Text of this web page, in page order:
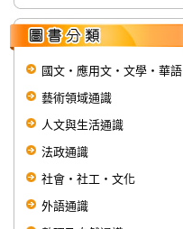
國文‧應用文‧文學‧華語
藝術領域通識
人文與生活通識
法政通識
社會‧社工‧文化
外語通識